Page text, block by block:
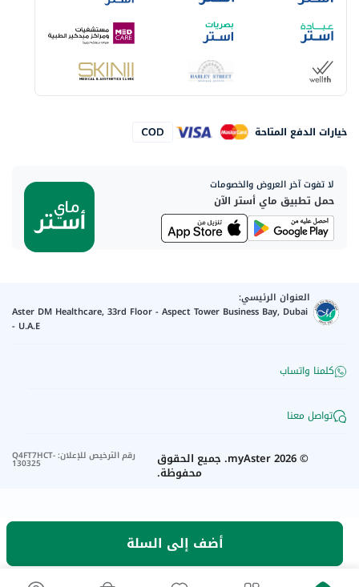
أضف إلى السلة
خيارات الدفع المتاحة
لا تفوت آخر العروض والخصومات
حمل تطبيق ماي أستر الآن
العنوان الرئيسي:
Aster DM Healthcare, 33rd Floor - Aspect Tower Business Bay, Dubai
- U.A.E
كلمنا واتساب
تواصل معنا
©
2026
myAster. جميع الحقوق
محفوظة.
رقم الترخيص للإعلان:
Q4FT7HCT-
130325